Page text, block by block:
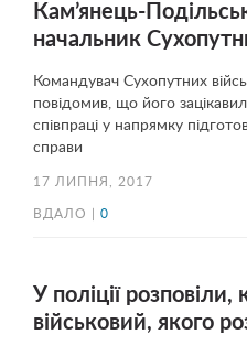
Кам’янець-
начальник
Командувач Сухопутних
повідомив, що його
співпраці у напрямку
справи
17 ЛИПНЯ, 2017
ВДАЛО | 0
У поліції розповіли,
військовий, якого